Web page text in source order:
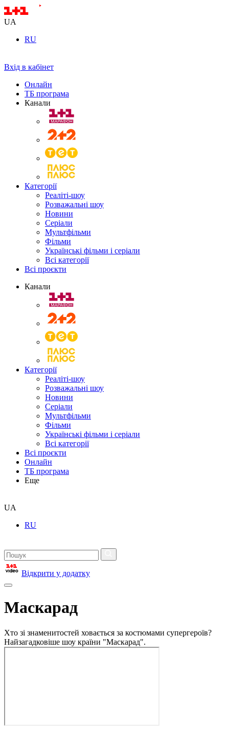
UA
RU
Вхід в кабінет
Онлайн
ТБ програма
Канали
Категорії
Реаліті-шоу
Розважальні шоу
Новини
Серіали
Мультфільми
Фільми
Українські фільми і серіали
Всі категорії
Всі проєкти
Канали
Категорії
Реаліті-шоу
Розважальні шоу
Новини
Серіали
Мультфільми
Фільми
Українські фільми і серіали
Всі категорії
Всі проєкти
Онлайн
ТБ програма
Еще
UA
RU
Відкрити у додатку
Маскарад
Хто зі знаменитостей ховається за костюмами супергероїв?
Найзагадковіше шоу країни "Маскарад".